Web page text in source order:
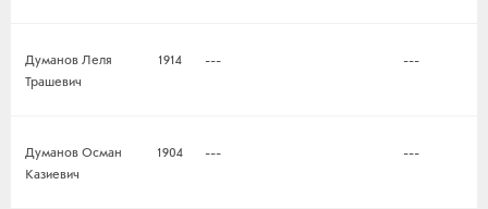
Думанов Леля
Трашевич
1914 --- ---
Думанов Осман
Казиевич
1904 --- ---